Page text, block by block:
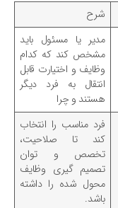
مدیر یا مسئول باید
مشخص کند که کدام
وظایف و اختیارت قابل
انتقال به فرد دیگر
هستند و چرا
فرد مناسب را انتخاب
کند تا صلاحیت،
تخصص و توان
تصمیم گیری وظایف
محول شده را داشته
باشد.